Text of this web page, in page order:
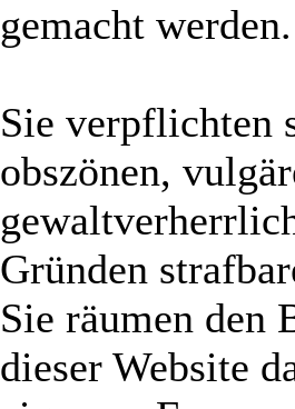
gemacht werden.
Sie verpflichten
obszönen,
Gründen
Sie räumen den
dieser Website